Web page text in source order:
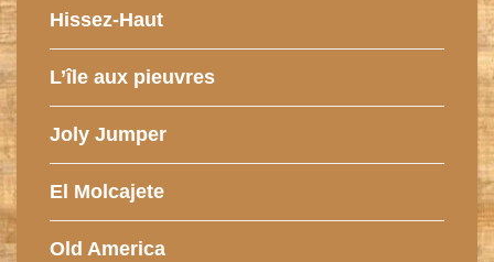
Hissez-Haut
L’île aux pieuvres
Joly Jumper
El Molcajete
Old America